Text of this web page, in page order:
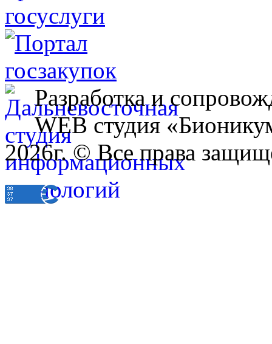
Разработка и
WEB студия
2026г. © Все права